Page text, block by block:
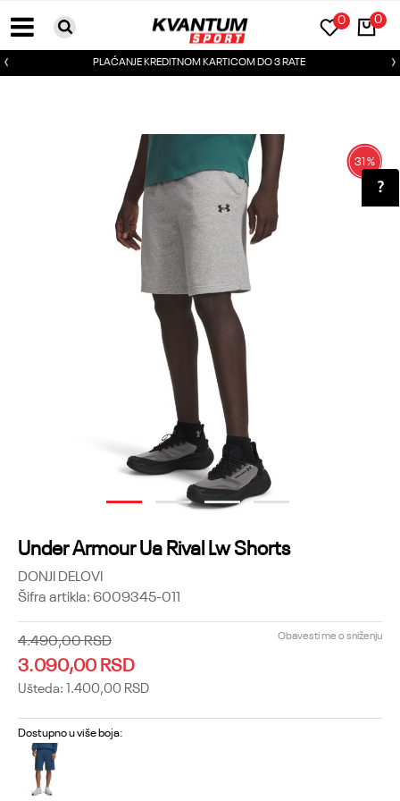
0
0
PLAĆANJE KREDITNOM KARTICOM DO 3 RATE
1 2 3 4
31%
Under Armour Ua Rival Lw Shorts
DONJI DELOVI
Šifra artikla:6009345-011
4.490,00RSD
3.090,00RSD
Ušteda: 1.400,00 RSD
Obavesti me o sniženju
Dostupno u više boja: